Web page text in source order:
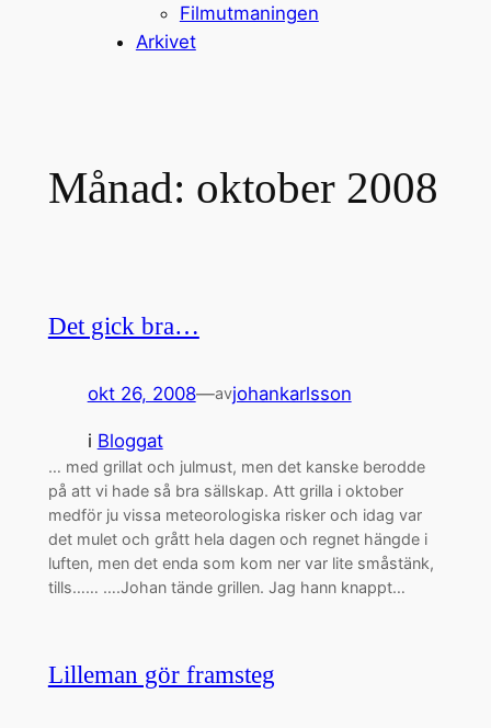
Filmutmaningen
Arkivet
Månad: oktober 2008
Det gick bra…
okt 26, 2008—avjohankarlsson
i Bloggat
… med grillat och julmust, men det kanske berodde
på att vi hade så bra sällskap. Att grilla i oktober
medför ju vissa meteorologiska risker och idag var
det mulet och grått hela dagen och regnet hängde i
luften, men det enda som kom ner var lite småstänk,
tills…… ….Johan tände grillen. Jag hann knappt…
Lilleman gör framsteg